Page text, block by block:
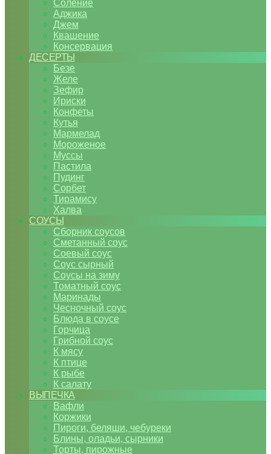
Соление
Аджика
Джем
Квашение
Консервация
ДЕСЕРТЫ
Безе
Желе
Зефир
Ириски
Конфеты
Кутья
Мармелад
Мороженое
Муссы
Пастила
Пудинг
Сорбет
Тирамису
Халва
СОУСЫ
Сборник соусов
Сметанный соус
Соевый соус
Соус сырный
Соусы на зиму
Томатный соус
Маринады
Чесночный соус
Блюда в соусе
Горчица
Грибной соус
К мясу
К птице
К рыбе
К салату
ВЫПЕЧКА
Вафли
Коржики
Пироги, беляши, чебуреки
Блины, оладьи, сырники
Торты, пирожные